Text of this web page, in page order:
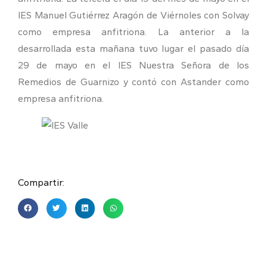
IES Manuel Gutiérrez Aragón de Viérnoles con Solvay
como empresa anfitriona. La anterior a la
desarrollada esta mañana tuvo lugar el pasado día
29 de mayo en el IES Nuestra Señora de los
Remedios de Guarnizo y contó con Astander como
empresa anfitriona.
Compartir: